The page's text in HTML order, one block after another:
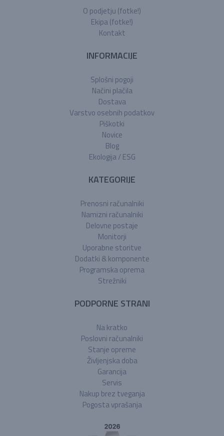
O podjetju (fotke!)
Ekipa (fotke!)
Kontakt
INFORMACIJE
Splošni pogoji
Načini plačila
Dostava
Varstvo osebnih podatkov
Piškotki
Novice
Blog
Ekologija / ESG
KATEGORIJE
Prenosni računalniki
Namizni računalniki
Delovne postaje
Monitorji
Uporabne storitve
Dodatki & komponente
Programska oprema
Strežniki
PODPORNE STRANI
Na kratko
Poslovni računalniki
Stanje opreme
Življenjska doba
Garancija
Servis
Nakup brez tveganja
Pogosta vprašanja